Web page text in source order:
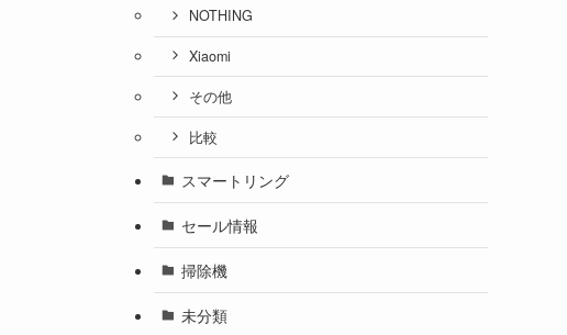
NOTHING
Xiaomi
その他
比較
スマートリング
セール情報
掃除機
未分類